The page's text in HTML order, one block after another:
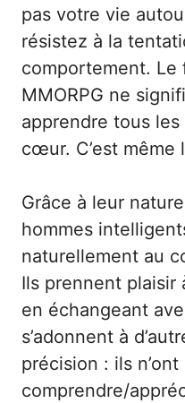
pas votre vie
résistez à la
comportement. Le
MMORPG ne
apprendre tous
cœur. C’est même
Grâce à leur
hommes
naturellement au
Ils prennent plaisir
en échangeant
s’adonnent à
précision : ils
comprendre/